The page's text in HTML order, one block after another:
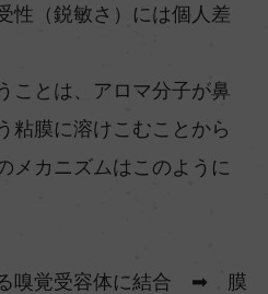
性（鋭敏さ）には個人差
ことは、アロマ分子が鼻
粘膜に溶けこむことから
メカニズムはこのように
る嗅覚受容体に結合 ➡ 膜